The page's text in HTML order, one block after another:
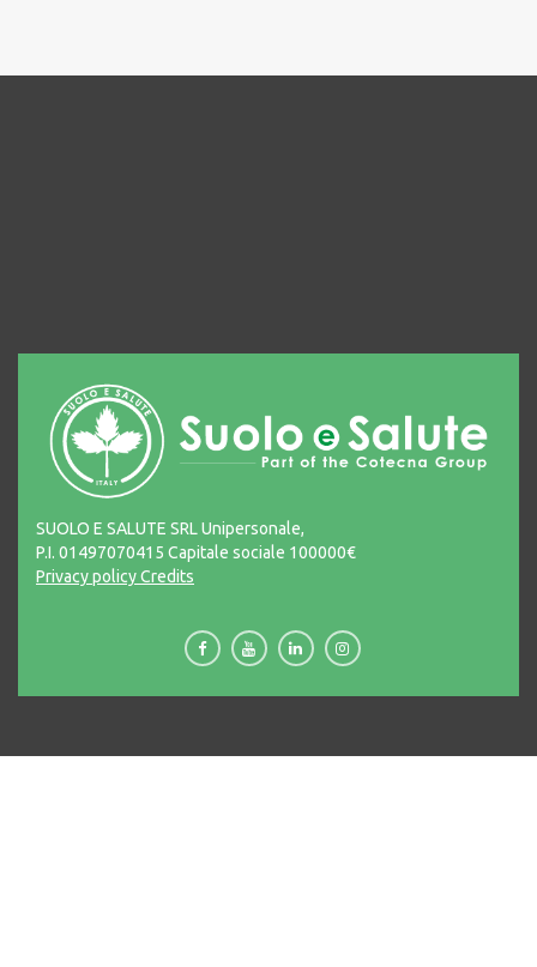
SUOLO E SALUTE SRL Unipersonale,
P.I. 01497070415 Capitale sociale 100000€
Privacy policyCredits